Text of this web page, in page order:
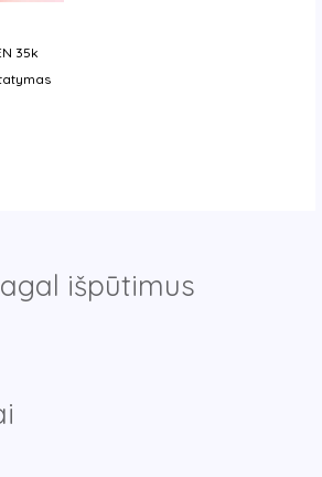
išpūtimus
35k